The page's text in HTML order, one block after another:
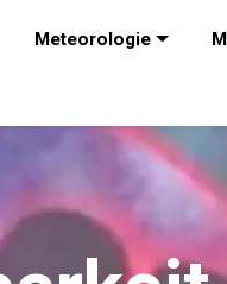
Meteorologie